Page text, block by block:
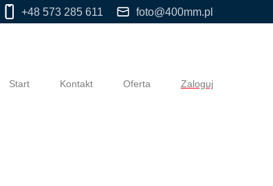
+48 573 285 611 foto@400mm.pl
Start Kontakt Oferta Zaloguj